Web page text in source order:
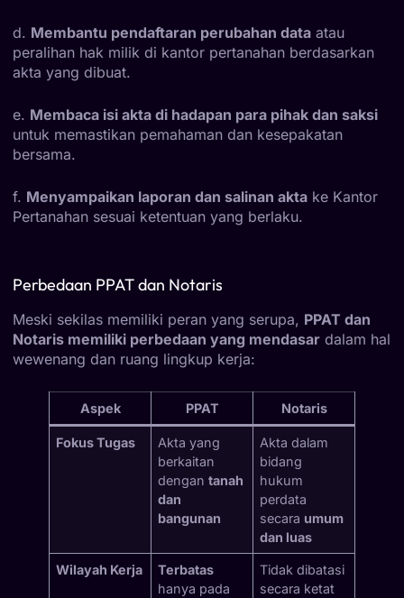
d. Membantu pendaftaran perubahan data atau
peralihan hak milik di kantor pertanahan berdasarkan
akta yang dibuat.
e. Membaca isi akta di hadapan para pihak dan saksi
untuk memastikan pemahaman dan kesepakatan
bersama.
f. Menyampaikan laporan dan salinan akta ke Kantor
Pertanahan sesuai ketentuan yang berlaku.
Perbedaan PPAT dan Notaris
Meski sekilas memiliki peran yang serupa, PPAT dan
Notaris memiliki perbedaan yang mendasar dalam hal
wewenang dan ruang lingkup kerja:
Aspek PPAT Notaris
Fokus Tugas
Akta yang
berkaitan
dengantanah
dan
bangunan
Akta dalam
bidang
hukum
perdata
secara umum
dan luas
Wilayah Kerja
Terbatas
hanya pada
Tidak dibatasi
secara ketat